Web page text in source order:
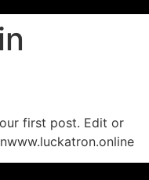
first post. Edit or